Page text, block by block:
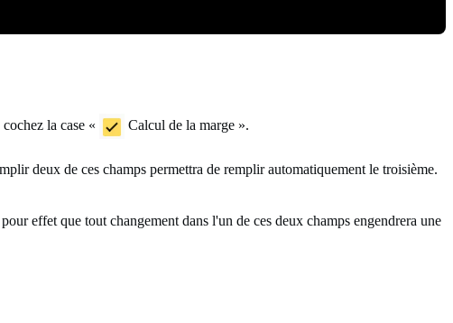
la case « Calcul de la marge ».
deux de ces champs permettra de remplir automatiquement le troisième.
effet que tout changement dans l'un de ces deux champs engendrera une